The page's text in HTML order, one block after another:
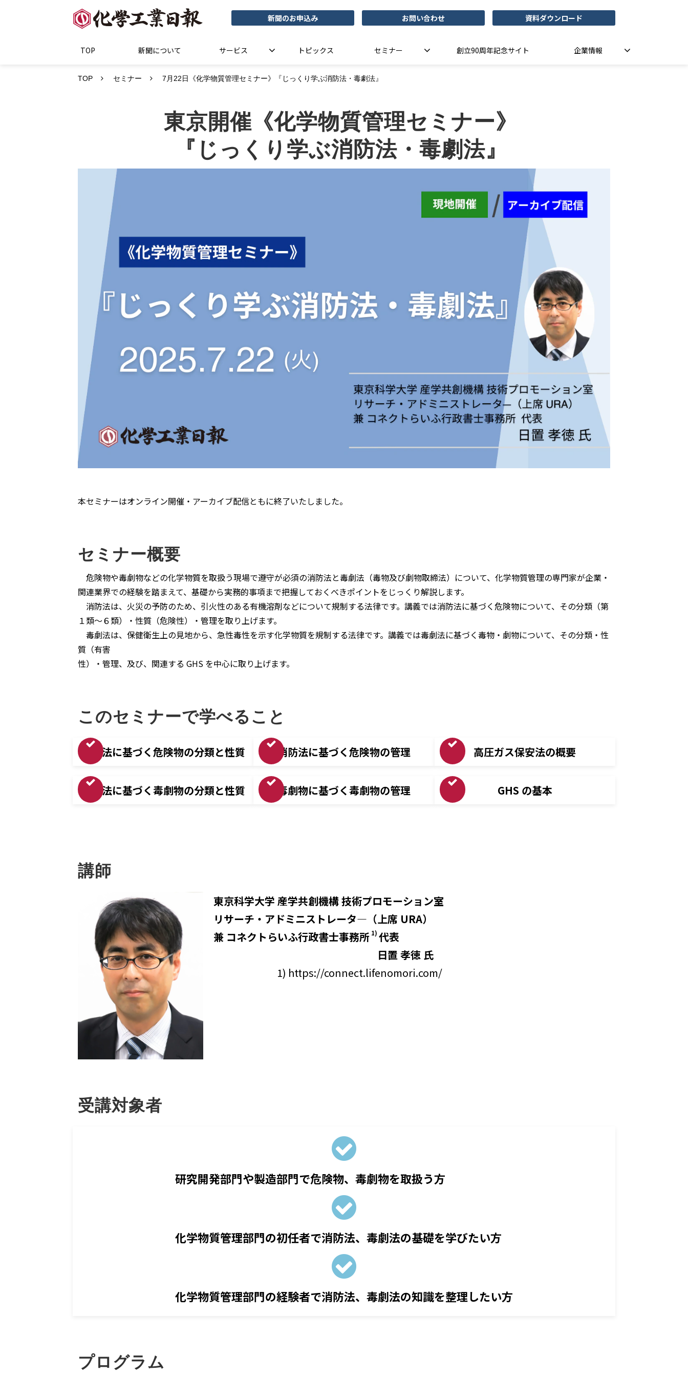
新聞のお申込み お問い合わせ 資料ダウンロード
TOP 新聞について サービス トピックス セミナー 創立90周年記念サイト 企業情報
TOP セミナー 7月22日《化学物質管理セミナー》『じっくり学ぶ消防法・毒劇法』
東京開催《化学物質管理セミナー》
『じっくり学ぶ消防法・毒劇法』
本セミナーはオンライン開催・アーカイブ配信ともに終了いたしました。
セミナー概要
危険物や毒劇物などの化学物質を取扱う現場で遵守が必須の消防法と毒劇法（毒物及び劇物取締法）について、化学物質管理の専門家が企業・
関連業界での経験を踏まえて、基礎から実務的事項まで把握しておくべきポイントをじっくり解説します。
消防法は、火災の予防のため、引火性のある有機溶剤などについて規制する法律です。講義では消防法に基づく危険物について、その分類（第
１類〜６類）・性質（危険性）・管理を取り上げます。
毒劇法は、保健衛生上の見地から、急性毒性を示す化学物質を規制する法律です。講義では毒劇法に基づく毒物・劇物について、その分類・性
質（有害
性）・管理、及び、関連する GHS を中心に取り上げます。
このセミナーで学べること
消防法に基づく危険物の分類と性質 消防法に基づく危険物の管理 高圧ガス保安法の概要
毒劇法に基づく毒劇物の分類と性質 毒劇物に基づく毒劇物の管理 GHS の基本
講師
東京科学大学 産学共創機構 技術プロモーション室
リサーチ・アドミニストレータ―（上席 URA）
兼 コネクトらいふ行政書士事務所 1) 代表
日置 孝徳 氏
1) https://connect.lifenomori.com/
受講対象者
研究開発部門や製造部門で危険物、毒劇物を取扱う方
化学物質管理部門の初任者で消防法、毒劇法の基礎を学びたい方
化学物質管理部門の経験者で消防法、毒劇法の知識を整理したい方
プログラム